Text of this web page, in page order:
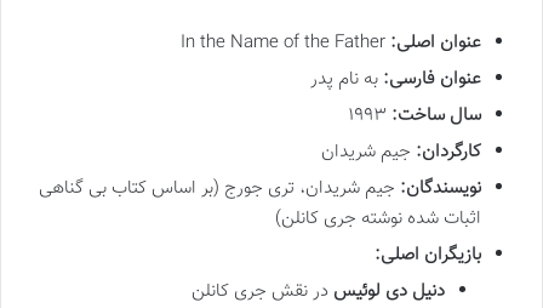
عنوان اصلی:
عنوان فارسی: به نام پدر
سال ساخت:
کارگردان: جیم شریدان
نویسندگان: جیم شریدان، تری جورج (بر اساس کتاب بی گناهی
اثبات شده نوشته جری کانلن)
بازیگران اصلی:
دنیل دی لوئیس در نقش جری کانلن